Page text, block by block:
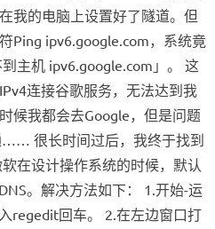
我的电脑上设置好了隧道。但
Ping ipv6.google.com，系统竟
主机 ipv6.google.com」。 这
连接谷歌服务，无法达到我
候我都会去Google，但是问题
…… 很长时间过后，我终于找到
在设计操作系统的时候，默认
。解决方法如下： 1.开始-运
regedit回车。 2.在左边窗口打